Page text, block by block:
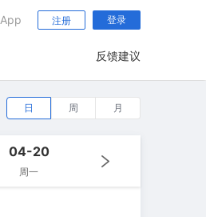
注册 登录
App
反馈建议
日 周 月
04-20
周一